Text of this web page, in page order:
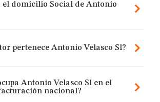
el domicilio Social de Antonio
pertenece Antonio Velasco Sl?
Antonio Velasco Sl en el
nacional?